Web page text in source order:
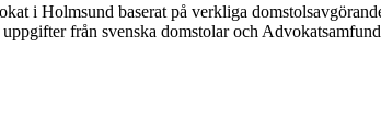
i Holmsund baserat på verkliga
från svenska domstolar och